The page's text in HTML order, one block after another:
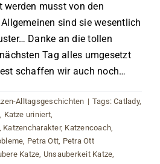
musst von den
sind sie wesentlich
Danke an die tollen
Tag alles umgesetzt
schaffen wir auch noch…
Alltagsgeschichten | Tags:Catlady,
, Katze uriniert,
Katzencharakter, Katzencoach,
, Petra Ott, Petra Ott
Katze, Unsauberkeit Katze,